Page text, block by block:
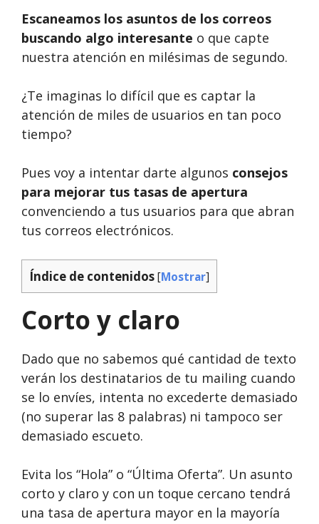
Escaneamos los asuntos de los correos
buscando algo interesante o que capte
nuestra atención en milésimas de segundo.
¿Te imaginas lo difícil que es captar la
atención de miles de usuarios en tan poco
tiempo?
Pues voy a intentar darte algunos consejos
para mejorar tus tasas de apertura
convenciendo a tus usuarios para que abran
tus correos electrónicos.
Índice de contenidos[Mostrar]
Corto y claro
Dado que no sabemos qué cantidad de texto
verán los destinatarios de tu mailing cuando
se lo envíes, intenta no excederte demasiado
(no superar las 8 palabras) ni tampoco ser
demasiado escueto.
Evita los “Hola” o “Última Oferta”. Un asunto
corto y claro y con un toque cercano tendrá
una tasa de apertura mayor en la mayoría